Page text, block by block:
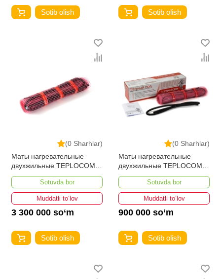
Sotib olish Sotib olish
(0 Sharhlar)
Маты нагревательные
двухжильные TEPLOCOM
PROМНД-10,0-1600 ВТ
Sotuvda bor
Muddatli to‘lov
3 300 000 so‘m
Sotib olish
(0 Sharhlar)
Маты нагревательные
двухжильные TEPLOCOM
PROМНД-0,5-80 ВТ
Sotuvda bor
Muddatli to‘lov
900 000 so‘m
Sotib olish